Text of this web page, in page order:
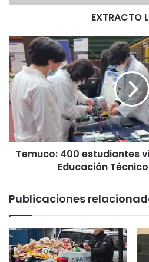
L
A
L
EXTRACTO
T
e
m
u
c
o
0
u
d
i
a
n
Temuco: 400 estudiantes
Educación
Publicaciones